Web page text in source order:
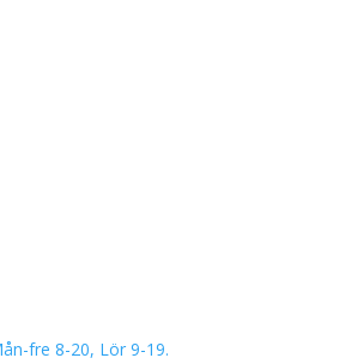
fre 8-20, Lör 9-19.